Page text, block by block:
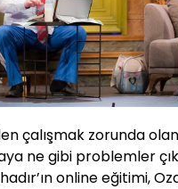
çalışmak zorunda
ne gibi problemler
online eğitimi,